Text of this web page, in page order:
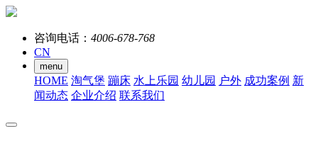
咨询电话： 4006-678-768
CN
menu
HOME 淘气堡 蹦床 水上乐园 幼儿园 户外 成功案例 新
闻动态 企业介绍 联系我们